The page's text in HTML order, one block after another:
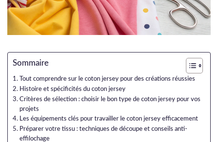
Sommaire
Tout comprendre sur le coton jersey pour des créations réussies
Histoire et spécificités du coton jersey
Critères de sélection : choisir le bon type de coton jersey pour vos
projets
Les équipements clés pour travailler le coton jersey efficacement
Préparer votre tissu : techniques de découpe et conseils anti-
effilochage